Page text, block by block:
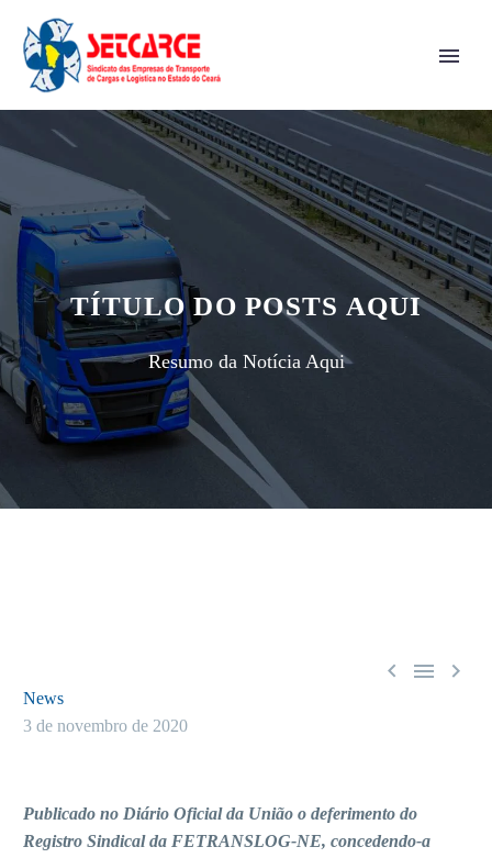
TÍTULO DO POSTS AQUI
Resumo da Notícia Aqui
  
News
3 de novembro de 2020
Publicado no Diário Oficial da União o deferimento do
Registro Sindical da FETRANSLOG-NE, concedendo-a